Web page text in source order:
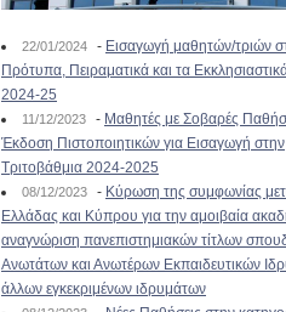
22/01/2024 - Εισαγωγή μαθητών/τριών
Πρότυπα, Πειραματικά και τα
2024-25
11/12/2023 - Μαθητές με Σοβαρές
Έκδοση Πιστοποιητικών για Εισαγωγή στην
Τριτοβάθμια 2024-2025
08/12/2023 - Κύρωση της συμφωνίας
Ελλάδας και Κύπρου για την αμοιβαία
αναγνώριση πανεπιστημιακών τίτλων
Ανωτάτων και Ανωτέρων Εκπαιδευτικών
άλλων εγκεκριμένων ιδρυμάτων